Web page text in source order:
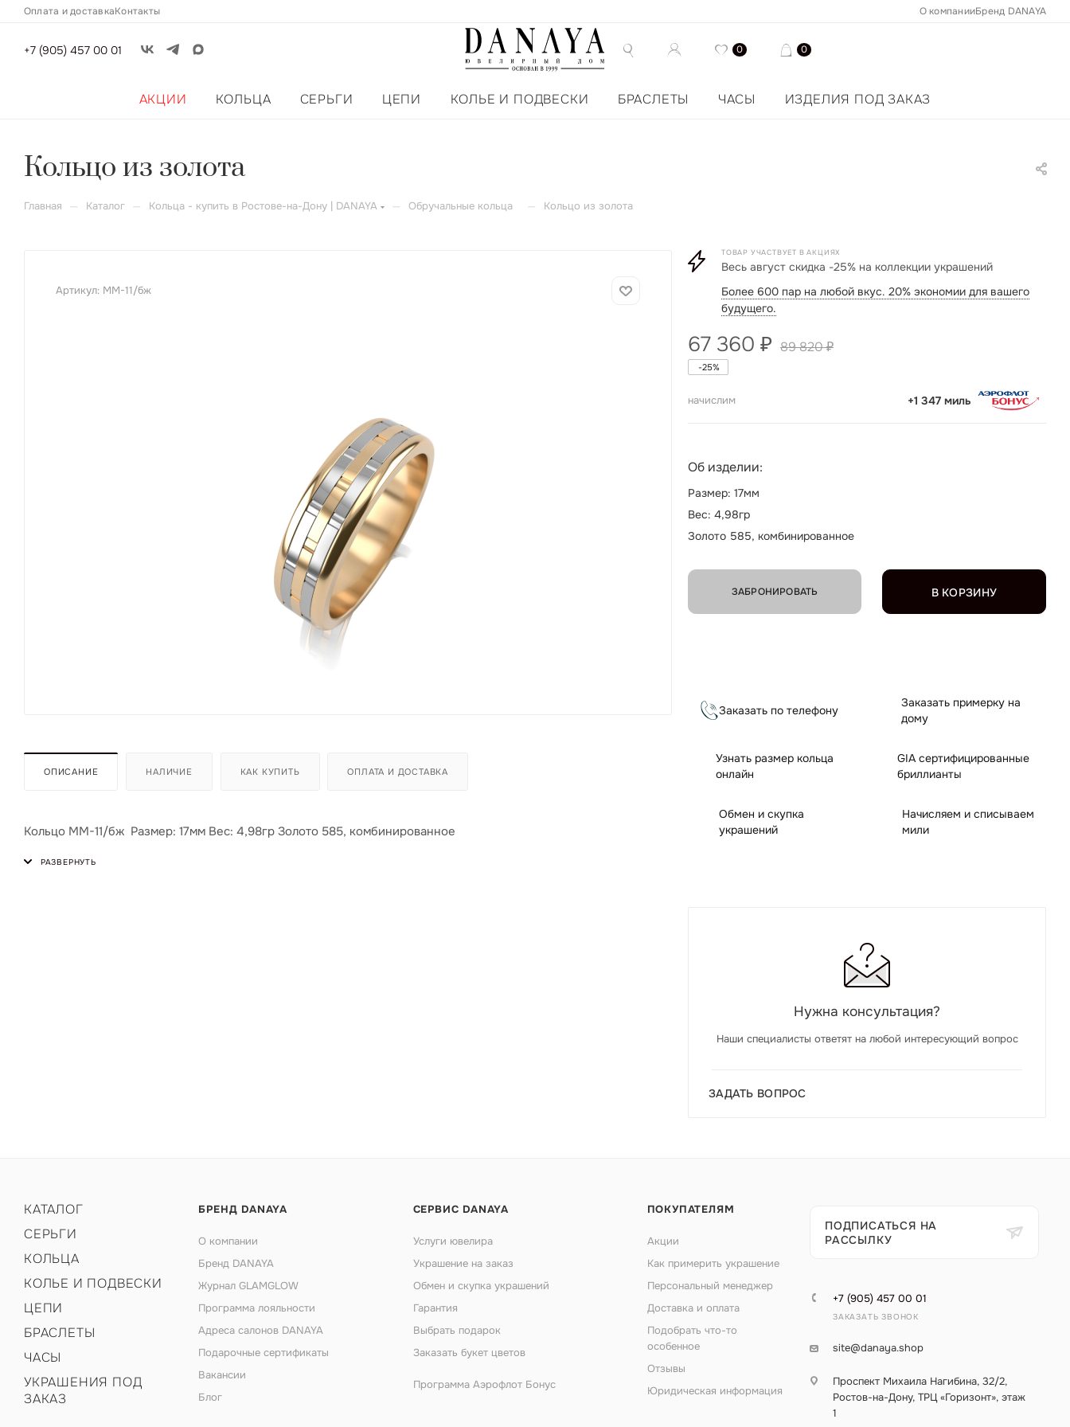
Оплата и доставкаКонтакты О компанииБренд DANAYA
+7 (905) 457 00 01 0 0
АКЦИИ КОЛЬЦА СЕРЬГИ ЦЕПИ КОЛЬЕ И ПОДВЕСКИ БРАСЛЕТЫ ЧАСЫ ИЗДЕЛИЯ ПОД ЗАКАЗ
Кольцо из золота
Главная — Каталог — Кольца - купить в Ростове-на-Дону | DANAYA — Обручальные кольца — Кольцо из золота
Артикул: ММ-11/бж
ОПИСАНИЕ НАЛИЧИЕ КАК КУПИТЬ ОПЛАТА И ДОСТАВКА
Кольцо ММ-11/бж Размер: 17мм Вес: 4,98гр Золото 585, комбинированное
ТОВАР УЧАСТВУЕТ В АКЦИЯХ
Весь август скидка -25% на коллекции украшений
Более 600 пар на любой вкус. 20% экономии для вашего
будущего.
67 360 ₽ 89 820₽
-25%
начислим +1 347 миль
В КОРЗИНУ
Об изделии:
Размер: 17мм
Вес: 4,98гр
Золото 585, комбинированное
ЗАБРОНИРОВАТЬ
Заказать по телефону
Заказать примерку на
дому
Узнать размер кольца
онлайн
GIA сертифицированные
бриллианты
Обмен и скупка
украшений
Начисляем и списываем
мили
Нужна консультация?
Наши специалисты ответят на любой интересующий вопрос
ЗАДАТЬ ВОПРОС
КАТАЛОГ
СЕРЬГИ
КОЛЬЦА
КОЛЬЕ И ПОДВЕСКИ
ЦЕПИ
БРАСЛЕТЫ
ЧАСЫ
УКРАШЕНИЯ ПОД
ЗАКАЗ
БРЕНД DANAYA
О компании
Бренд DANAYA
Журнал GLAMGLOW
Программа лояльности
Адреса салонов DANAYA
Подарочные сертификаты
Вакансии
Блог
СЕРВИС DANAYA
Услуги ювелира
Украшение на заказ
Обмен и скупка украшений
Гарантия
Выбрать подарок
Заказать букет цветов
Программа Аэрофлот Бонус
ПОКУПАТЕЛЯМ
Акции
Как примерить украшение
Персональный менеджер
Доставка и оплата
Подобрать что-то
особенное
Отзывы
Юридическая информация
ПОДПИСАТЬСЯ НА
РАССЫЛКУ
+7 (905) 457 00 01
ЗАКАЗАТЬ ЗВОНОК
site@danaya.shop
Проспект Михаила Нагибина, 32/2,
Ростов-на-Дону, ТРЦ «Горизонт», этаж
1